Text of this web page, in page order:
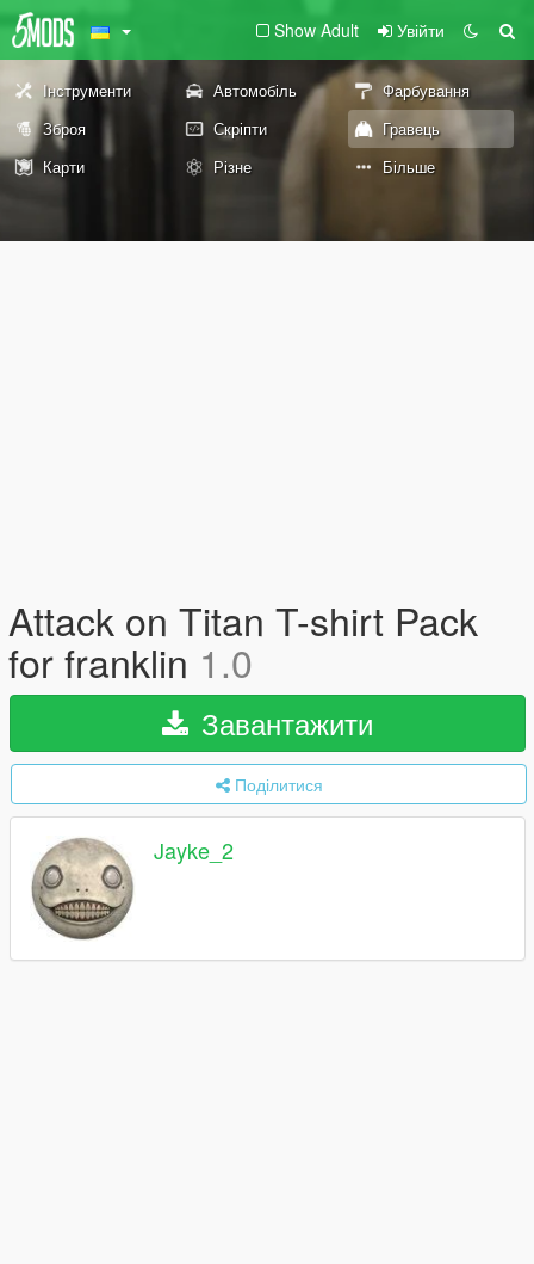
Show Adult Увійти
Інструменти Автомобіль
Фарбування
Зброя
Скріпти
Гравець
Карти
Різне Більше
Attack on Titan T-shirt Pack
for franklin 1.0
Завантажити
Поділитися
Jayke_2